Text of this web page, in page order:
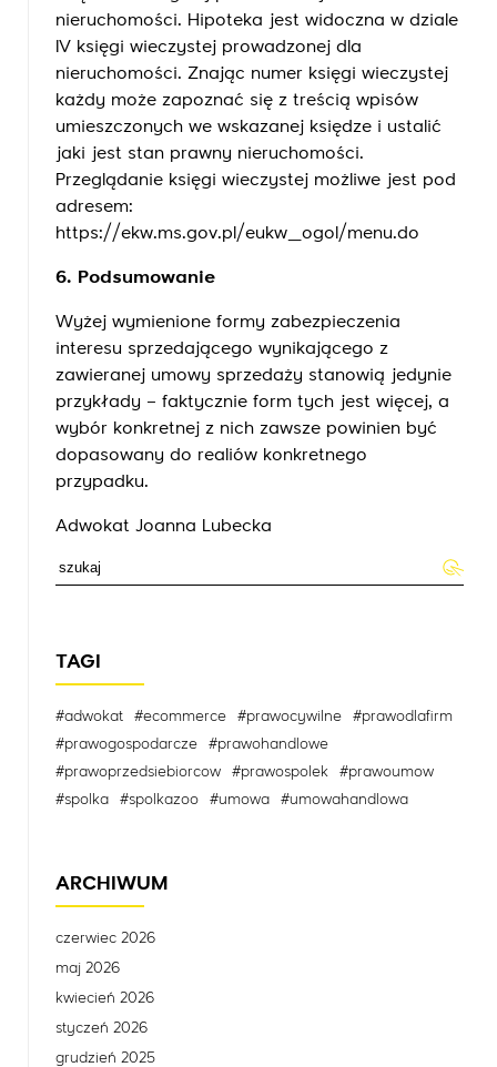
nieruchomości. Hipoteka jest widoczna w dziale
IV księgi wieczystej prowadzonej dla
nieruchomości. Znając numer księgi wieczystej
każdy może zapoznać się z treścią wpisów
umieszczonych we wskazanej księdze i ustalić
jaki jest stan prawny nieruchomości.
Przeglądanie księgi wieczystej możliwe jest pod
adresem:
https://ekw.ms.gov.pl/eukw_ogol/menu.do
6. Podsumowanie
Wyżej wymienione formy zabezpieczenia
interesu sprzedającego wynikającego z
zawieranej umowy sprzedaży stanowią jedynie
przykłady – faktycznie form tych jest więcej, a
wybór konkretnej z nich zawsze powinien być
dopasowany do realiów konkretnego
przypadku.
Adwokat Joanna Lubecka
TAGI
#adwokat #ecommerce #prawocywilne
#prawodlafirm
#prawogospodarcze
#prawohandlowe
#prawoprzedsiebiorcow
#prawospolek
#prawoumow
#spolka
#spolkazoo #umowa #umowahandlowa
ARCHIWUM
czerwiec 2026
maj 2026
kwiecień 2026
styczeń 2026
grudzień 2025